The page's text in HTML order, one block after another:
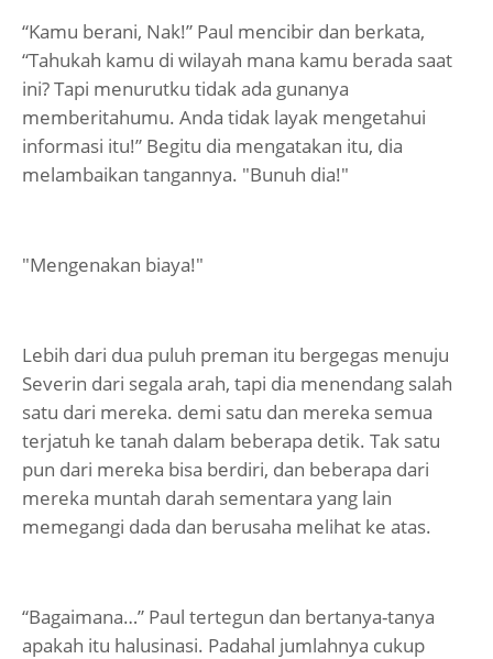
“Kamu berani, Nak!” Paul mencibir dan berkata,
“Tahukah kamu di wilayah mana kamu berada saat
ini? Tapi menurutku tidak ada gunanya
memberitahumu. Anda tidak layak mengetahui
informasi itu!” Begitu dia mengatakan itu, dia
melambaikan tangannya. "Bunuh dia!"
"Mengenakan biaya!"
Lebih dari dua puluh preman itu bergegas menuju
Severin dari segala arah, tapi dia menendang salah
satu dari mereka. demi satu dan mereka semua
terjatuh ke tanah dalam beberapa detik. Tak satu
pun dari mereka bisa berdiri, dan beberapa dari
mereka muntah darah sementara yang lain
memegangi dada dan berusaha melihat ke atas.
“Bagaimana…” Paul tertegun dan bertanya-tanya
apakah itu halusinasi. Padahal jumlahnya cukup